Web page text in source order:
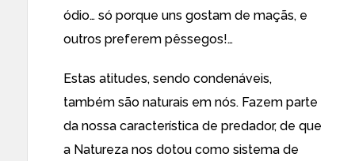
ódio… só porque uns gostam de maçãs, e
outros preferem pêssegos!…
Estas atitudes, sendo condenáveis,
também são naturais em nós. Fazem parte
da nossa característica de predador, de que
a Natureza nos dotou como sistema de